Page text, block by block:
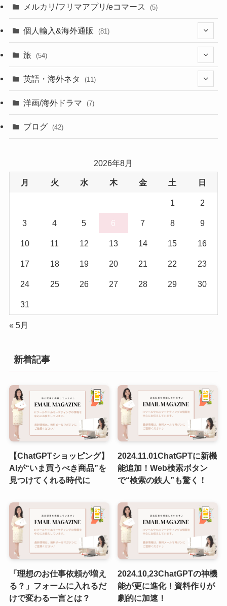
メルカリ/フリマアプリ/eコマース (5)
個人輸入&海外通販 (81)
旅 (54)
(43)
(6)
(5)
英語・海外ネタ (11)
洋画/海外ドラマ (7)
ブログ (42)
2026年8月
月 火 水 木 金 土 日
1 2
3 4 5 6 7 8 9
10 11 12 13 14 15 16
17 18 19 20 21 22 23
24 25 26 27 28 29 30
31
« 5月
新着記事
【ChatGPTショッピング】
AIが“いま買うべき商品”を
見つけてくれる時代に
2024.11.01ChatGPTに新機
能追加！Web検索ボタン
で“検索の鉄人”も驚く！
「理想のお仕事依頼が増え
る？」フォームに入れるだ
けで変わる一言とは？
2024.10,23ChatGPTの神機
能が更に進化！資料作りが
劇的に加速！